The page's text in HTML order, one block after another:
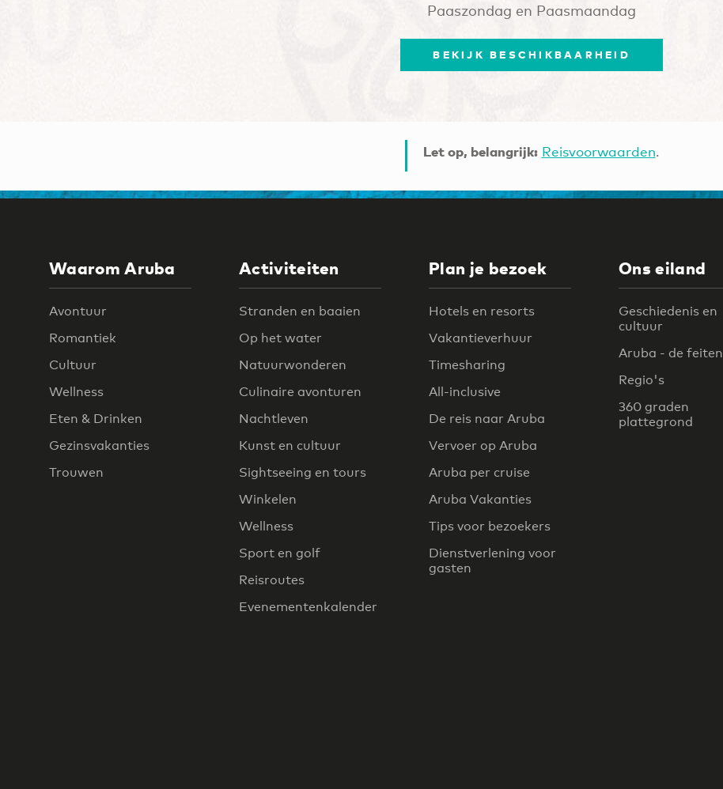
Paaszondag en Paasmaandag
BEKIJK BESCHIKBAARHEID
Let op, belangrijk: Reisvoorwaarden.
Waarom Aruba
Avontuur
Romantiek
Cultuur
Wellness
Eten & Drinken
Gezinsvakanties
Trouwen
Activiteiten
Stranden en baaien
Op het water
Natuurwonderen
Culinaire avonturen
Nachtleven
Kunst en cultuur
Sightseeing en tours
Winkelen
Wellness
Sport en golf
Reisroutes
Evenementenkalender
Plan je bezoek
Hotels en resorts
Vakantieverhuur
Timesharing
All-inclusive
De reis naar Aruba
Vervoer op Aruba
Aruba per cruise
Aruba Vakanties
Tips voor bezoekers
Dienstverlening voor
gasten
Ons eiland
Geschiedenis en
cultuur
Aruba - de feiten
Regio's
360 graden
plattegrond